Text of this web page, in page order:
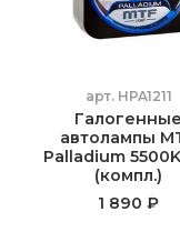
арт. HPA1211
Галогенные
автолампы
Palladium 5500K
(компл.)
1 890 ₽